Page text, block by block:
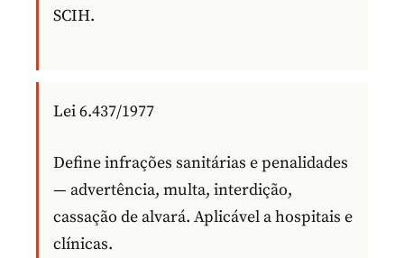
SCIH.
Lei 6.437/1977
Define infrações sanitárias e penalidades
— advertência, multa, interdição,
cassação de alvará. Aplicável a hospitais e
clínicas.